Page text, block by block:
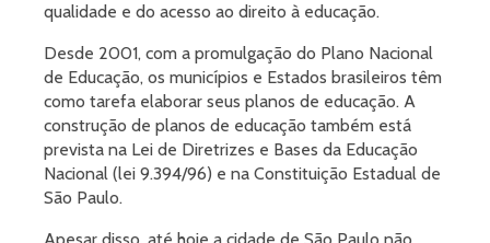
qualidade e do acesso ao direito à educação.
Desde 2001, com a promulgação do Plano Nacional
de Educação, os municípios e Estados brasileiros têm
como tarefa elaborar seus planos de educação. A
construção de planos de educação também está
prevista na Lei de Diretrizes e Bases da Educação
Nacional (lei 9.394/96) e na Constituição Estadual de
São Paulo.